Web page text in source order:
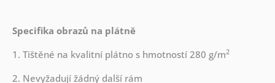
Specifika obrazů na plátně
1. Tištěné na kvalitní plátno s hmotností 280 g/m2
2. Nevyžadují žádný další rám